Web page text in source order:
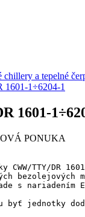
chillery a tepelné
1÷6204-1
1601-
PONUKA
CWW/TTY/DR
bezolejových
s nariadením
byť jednotky